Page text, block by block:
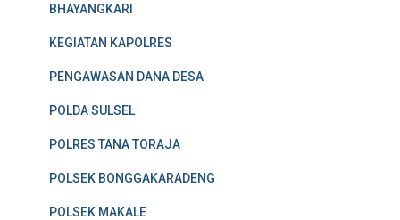
BHAYANGKARI
KEGIATAN KAPOLRES
PENGAWASAN DANA DESA
POLDA SULSEL
POLRES TANA TORAJA
POLSEK BONGGAKARADENG
POLSEK MAKALE